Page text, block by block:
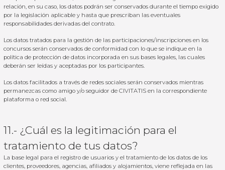
relación, en su caso, los datos podrán ser conservados durante el tiempo exigido
por la legislación aplicable y hasta que prescriban las eventuales
responsabilidades derivadas del contrato.
Los datos tratados para la gestión de las participaciones/inscripciones en los
concursos serán conservados de conformidad con lo que se indique en la
política de protección de datos incorporada en sus bases legales, las cuales
deberán ser leídas y aceptadas por los participantes.
Los datos facilitados a través de redes sociales serán conservados mientras
permanezcas como amigo y/o seguidor de CIVITATIS en la correspondiente
plataforma o red social.
11.- ¿Cuál es la legitimación para el
tratamiento de tus datos?
La base legal para el registro de usuarios y el tratamiento de los datos de los
clientes, proveedores, agencias, afiliados y alojamientos, viene reflejada en las